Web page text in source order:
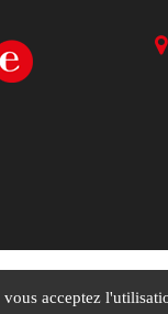
vous acceptez